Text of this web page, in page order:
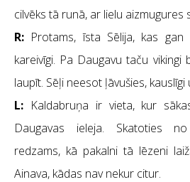
cilvēks tā runā, ar lielu aizmugures
R: Protams, īsta Sēlija, kas
kareivīgi. Pa Daugavu taču vikingi
laupīt. Sēļi neesot ļāvušies, kauslīgi
L: Kaldabruņa ir vieta, kur
Daugavas ieleja. Skatoties
redzams, kā pakalni tā lēzeni
Ainava, kādas nav nekur citur.